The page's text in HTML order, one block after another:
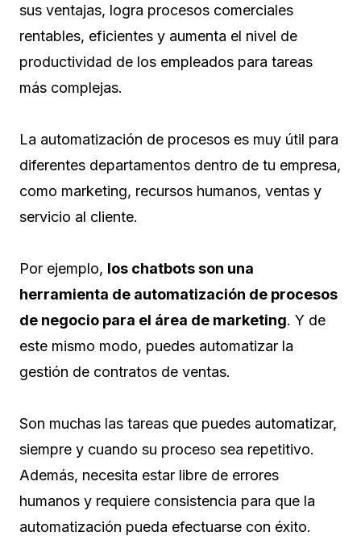
sus ventajas, logra procesos comerciales
rentables, eficientes y aumenta el nivel de
productividad de los empleados para tareas
más complejas.
La automatización de procesos es muy útil para
diferentes departamentos dentro de tu empresa,
como marketing, recursos humanos, ventas y
servicio al cliente.
Por ejemplo, los chatbots son una
herramienta de automatización de procesos
de negocio para el área de marketing. Y de
este mismo modo, puedes automatizar la
gestión de contratos de ventas.
Son muchas las tareas que puedes automatizar,
siempre y cuando su proceso sea repetitivo.
Además, necesita estar libre de errores
humanos y requiere consistencia para que la
automatización pueda efectuarse con éxito.